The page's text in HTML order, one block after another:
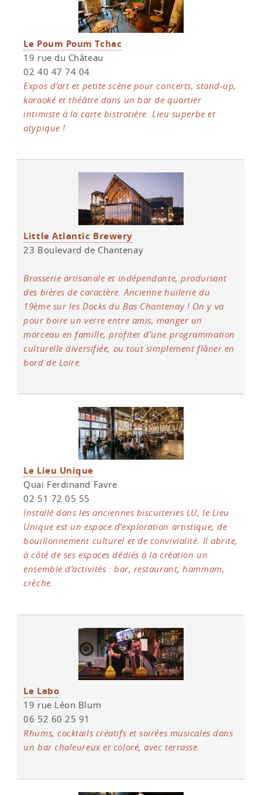
Le Poum Poum Tchac
19 rue du Château
02 40 47 74 04
Expos d’art et petite scène pour concerts, stand-up,
karaoké et théâtre dans un bar de quartier
intimiste à la carte bistrotière. Lieu superbe et
atypique !
Little Atlantic Brewery
23 Boulevard de Chantenay
Brasserie artisanale et indépendante, produisant
des bières de caractère. Ancienne huilerie du
19ème sur les Docks du Bas Chantenay ! On y va
pour boire un verre entre amis, manger un
morceau en famille, profiter d’une programmation
culturelle diversifiée, ou tout simplement flâner en
bord de Loire.
Le Lieu Unique
Quai Ferdinand Favre
02 51 72 05 55
Installé dans les anciennes biscuiteries LU, le Lieu
Unique est un espace d’exploration artistique, de
bouillonnement culturel et de convivialité. Il abrite,
à côté de ses espaces dédiés à la création un
ensemble d’activités : bar, restaurant, hammam,
crèche.
Le Labo
19 rue Léon Blum
06 52 60 25 91
Rhums, cocktails créatifs et soirées musicales dans
un bar chaleureux et coloré, avec terrasse.